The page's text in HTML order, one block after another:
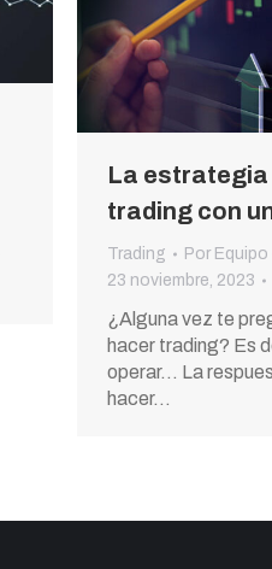
La estrategia
trading con
Trading Por Equipo
23 noviembre, 2023
¿Alguna vez te
hacer trading? Es
operar… La
hacer…